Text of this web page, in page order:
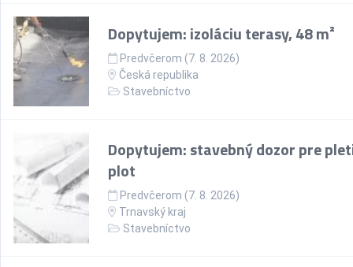
Dopytujem: izoláciu terasy, 48 m²
Predvčerom (7. 8. 2026)
Česká republika
Stavebníctvo
Dopytujem: stavebný dozor pre
plot
Predvčerom (7. 8. 2026)
Trnavský kraj
Stavebníctvo